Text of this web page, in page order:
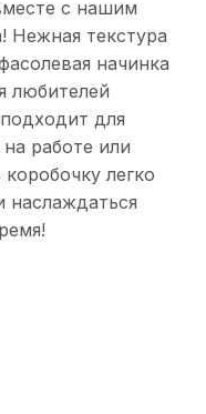
с нашим
Нежная текстура
начинка
любителей
для
работе или
легко
наслаждаться